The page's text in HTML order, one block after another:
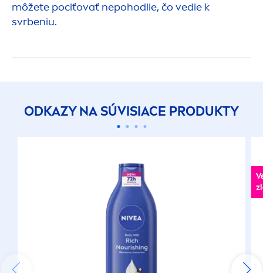
môžete pociťovať nepohodlie, čo vedie k
svrbeniu.
ODKAZY NA SÚVISIACE PRODUKTY